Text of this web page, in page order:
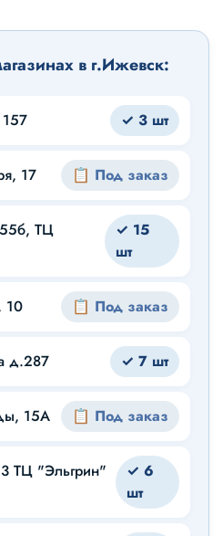
витаминами (A, D, E) и
богата коллагеном и
здоровье суставов.
для собак и щенков всех
масло подсолнечное,
в г.Ижевск:
✓ 3 шт
17 📋 Под заказ
ТЦ
✓ 15
шт
10 📋 Под заказ
д.287 ✓ 7 шт
15А 📋 Под заказ
ТЦ "Эльгрин"
✓ 6
шт